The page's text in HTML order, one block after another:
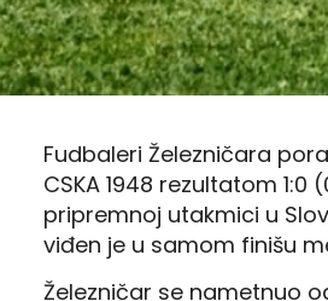
Fudbaleri Železničara
CSKA 1948 rezultatom 1:0
pripremnoj utakmici u
viđen je u samom finišu
Železničar se nametnuo